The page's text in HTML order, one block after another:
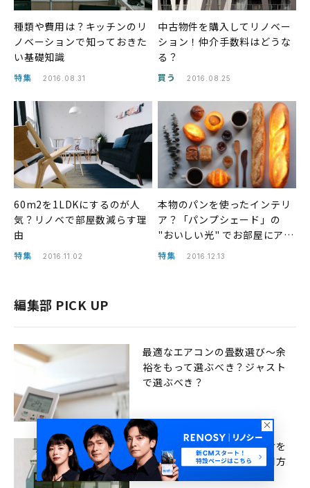
種類や費用は？キッチンのリ
ノベーションで知っておきた
い基礎知識
特集 2016.08.31
中古物件を購入してリノベー
ション！仲介手数料はどうな
る？
買う 2016.08.25
60m2を1LDKにするのが人
気？リノベで部屋数減らす理
由
特集 2016.11.02
本物のパンを使ったインテリ
ア？「パンプシェード」の
"おいしい光" でお部屋にアク
セントを！
特集 2016.12.13
編集部 PICK UP
最適なエアコンの畳数選び〜余
裕をもって選ぶべき？ジャスト
で選ぶべき？
アパートのベランダに日よけを
つけるメリット。効果と使用方
法を紹介